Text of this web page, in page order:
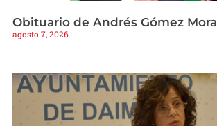
Obituario de Andrés Gómez Mora
agosto 7, 2026